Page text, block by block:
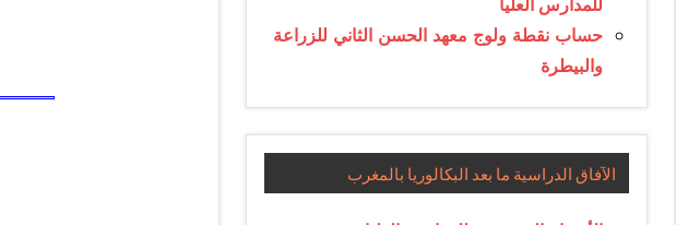
حساب نقطة ولوج معهد الحسن الثاني للزراعة
والبيطرة
الآفاق الدراسية ما بعد البكالوريا بالمغرب